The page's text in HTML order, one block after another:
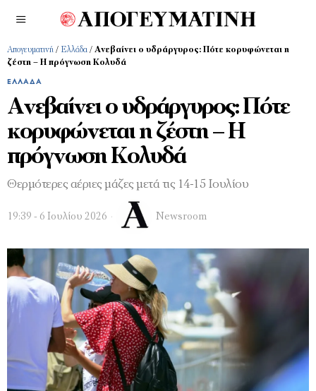
Απογευματινή / Ελλάδα / Ανεβαίνει ο υδράργυρος: Πότε κορυφώνεται η
ζέστη – Η πρόγνωση Κολυδά
ΕΛΛΆΔΑ
Ανεβαίνει ο υδράργυρος: Πότε
κορυφώνεται η ζέστη – Η
πρόγνωση Κολυδά
Θερμότερες αέριες μάζες μετά τις 14-15 Ιουλίου
19:39 - 6 Ιουλίου 2026 Newsroom